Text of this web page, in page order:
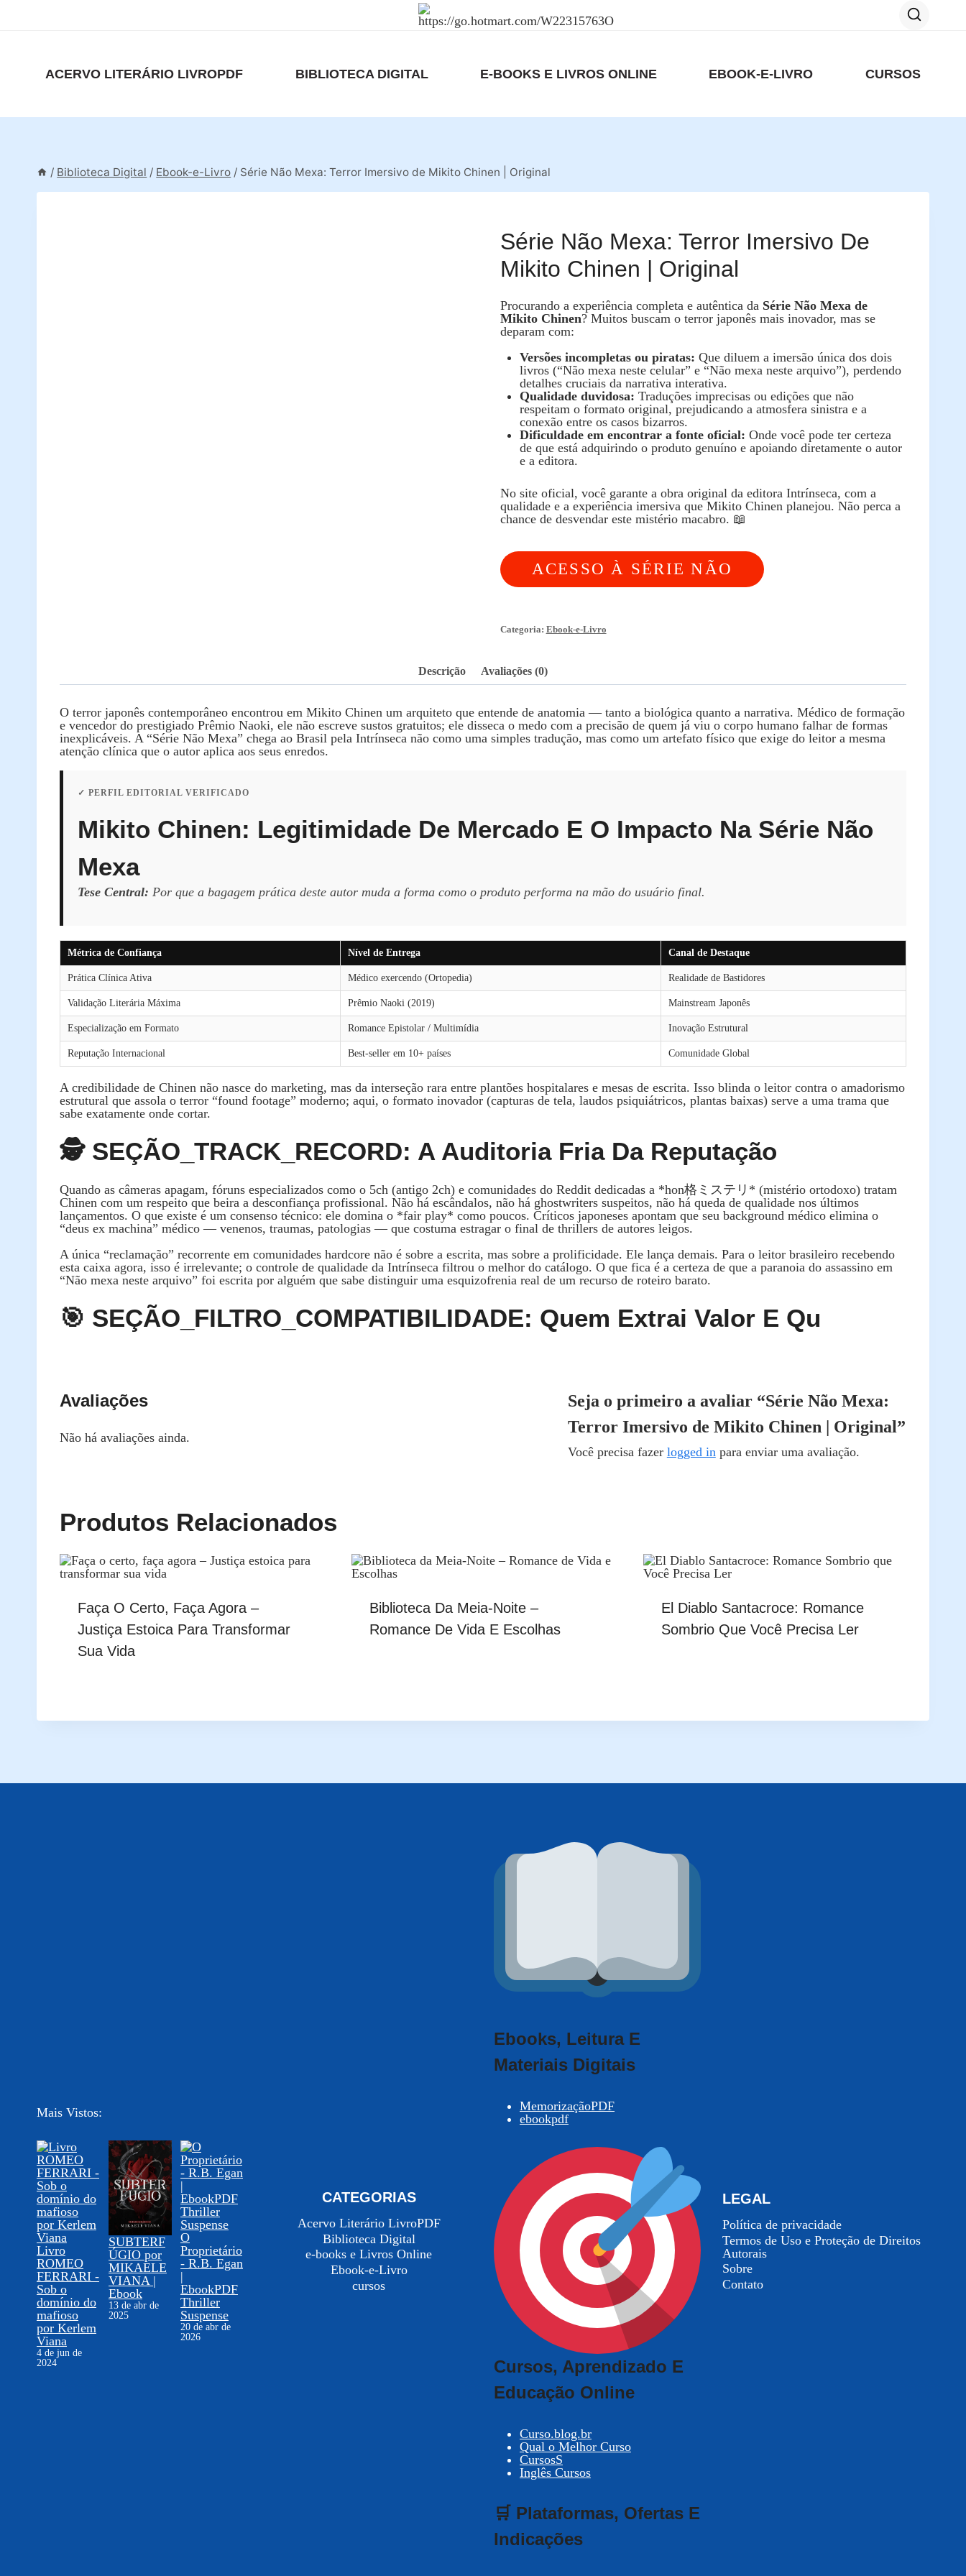
ACERVO LITERÁRIO LIVROPDF BIBLIOTECA DIGITAL E-BOOKS E LIVROS ONLINE EBOOK-E-LIVRO CURSOS
/ Biblioteca Digital / Ebook-e-Livro / Série Não Mexa: Terror Imersivo de Mikito Chinen | Original
Série Não Mexa: Terror Imersivo De
Mikito Chinen | Original
Procurando a experiência completa e autêntica da Série Não Mexa de
Mikito Chinen? Muitos buscam o terror japonês mais inovador, mas se
deparam com:
Versões incompletas ou piratas: Que diluem a imersão única dos dois
livros (“Não mexa neste celular” e “Não mexa neste arquivo”), perdendo
detalhes cruciais da narrativa interativa.
Qualidade duvidosa: Traduções imprecisas ou edições que não
respeitam o formato original, prejudicando a atmosfera sinistra e a
conexão entre os casos bizarros.
Dificuldade em encontrar a fonte oficial: Onde você pode ter certeza
de que está adquirindo o produto genuíno e apoiando diretamente o autor
e a editora.
No site oficial, você garante a obra original da editora Intrínseca, com a
qualidade e a experiência imersiva que Mikito Chinen planejou. Não perca a
chance de desvendar este mistério macabro. 📖
ACESSO À SÉRIE NÃO
Categoria: Ebook-e-Livro
Descrição Avaliações (0)
O terror japonês contemporâneo encontrou em Mikito Chinen um arquiteto que entende de anatomia — tanto a biológica quanto a narrativa. Médico de formação
e vencedor do prestigiado Prêmio Naoki, ele não escreve sustos gratuitos; ele disseca o medo com a precisão de quem já viu o corpo humano falhar de formas
inexplicáveis. A “Série Não Mexa” chega ao Brasil pela Intrínseca não como uma simples tradução, mas como um artefato físico que exige do leitor a mesma
atenção clínica que o autor aplica aos seus enredos.
✓ PERFIL EDITORIAL VERIFICADO
Mikito Chinen: Legitimidade De Mercado E O Impacto Na Série Não
Mexa
Tese Central: Por que a bagagem prática deste autor muda a forma como o produto performa na mão do usuário final.
Métrica de Confiança Nível de Entrega Canal de Destaque
Prática Clínica Ativa Médico exercendo (Ortopedia) Realidade de Bastidores
Validação Literária Máxima Prêmio Naoki (2019) Mainstream Japonês
Especialização em Formato Romance Epistolar / Multimídia Inovação Estrutural
Reputação Internacional Best-seller em 10+ países Comunidade Global
A credibilidade de Chinen não nasce do marketing, mas da interseção rara entre plantões hospitalares e mesas de escrita. Isso blinda o leitor contra o amadorismo
estrutural que assola o terror “found footage” moderno; aqui, o formato inovador (capturas de tela, laudos psiquiátricos, plantas baixas) serve a uma trama que
sabe exatamente onde cortar.
🕵️ SEÇÃO_TRACK_RECORD: A Auditoria Fria Da Reputação
Quando as câmeras apagam, fóruns especializados como o 5ch (antigo 2ch) e comunidades do Reddit dedicadas a *hon格ミステリ* (mistério ortodoxo) tratam
Chinen com um respeito que beira a desconfiança profissional. Não há escândalos, não há ghostwriters suspeitos, não há queda de qualidade nos últimos
lançamentos. O que existe é um consenso técnico: ele domina o *fair play* como poucos. Críticos japoneses apontam que seu background médico elimina o
“deus ex machina” médico — venenos, traumas, patologias — que costuma estragar o final de thrillers de autores leigos.
A única “reclamação” recorrente em comunidades hardcore não é sobre a escrita, mas sobre a prolificidade. Ele lança demais. Para o leitor brasileiro recebendo
esta caixa agora, isso é irrelevante; o controle de qualidade da Intrínseca filtrou o melhor do catálogo. O que fica é a certeza de que a paranoia do assassino em
“Não mexa neste arquivo” foi escrita por alguém que sabe distinguir uma esquizofrenia real de um recurso de roteiro barato.
🎯 SEÇÃO_FILTRO_COMPATIBILIDADE: Quem Extrai Valor E Qu
Avaliações
Não há avaliações ainda.
Seja o primeiro a avaliar “Série Não Mexa:
Terror Imersivo de Mikito Chinen | Original”
Você precisa fazer logged inpara enviar uma avaliação.
Produtos Relacionados
Faça O Certo, Faça Agora –
Justiça Estoica Para Transformar
Sua Vida
Biblioteca Da Meia-Noite –
Romance De Vida E Escolhas
El Diablo Santacroce: Romance
Sombrio Que Você Precisa Ler
Mais Vistos:
Livro
ROMEO
FERRARI -
Sob o
domínio do
mafioso
por Kerlem
Viana
4 de jun de
2024
SUBTERF
ÚGIO por
MIKAELE
VIANA |
Ebook
13 de abr de
2025
O
Proprietário
- R.B. Egan
|
EbookPDF
Thriller
Suspense
20 de abr de
2026
CATEGORIAS
Acervo Literário LivroPDF
Biblioteca Digital
e-books e Livros Online
Ebook-e-Livro
cursos
Ebooks, Leitura E
Materiais Digitais
MemorizaçãoPDF
ebookpdf
Cursos, Aprendizado E
Educação Online
Curso.blog.br
Qual o Melhor Curso
CursosS
Inglês Cursos
🛒 Plataformas, Ofertas E
Indicações
LEGAL
Política de privacidade
Termos de Uso e Proteção de Direitos
Autorais
Sobre
Contato